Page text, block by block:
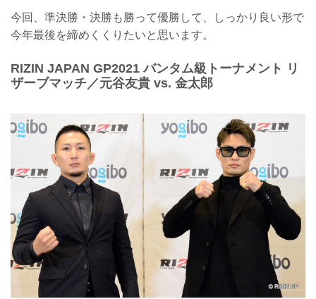
今回、準決勝・決勝も勝って優勝して、しっかり良い形で
今年最後を締めくくりたいと思います。
RIZIN JAPAN GP2021 バンタム級トーナメント リ
ザーブマッチ／元谷友貴 vs. 金太郎